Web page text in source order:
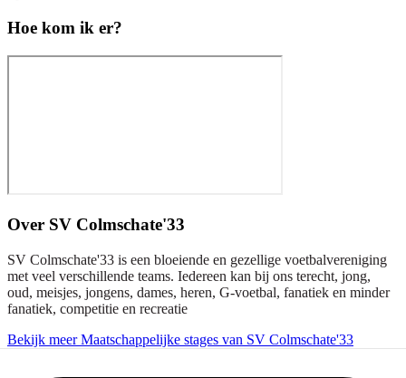
Hoe kom ik er?
Over SV Colmschate'33
SV Colmschate'33 is een bloeiende en gezellige voetbalvereniging
met veel verschillende teams. Iedereen kan bij ons terecht, jong,
oud, meisjes, jongens, dames, heren, G-voetbal, fanatiek en minder
fanatiek, competitie en recreatie
Bekijk meer Maatschappelijke stages van SV Colmschate'33